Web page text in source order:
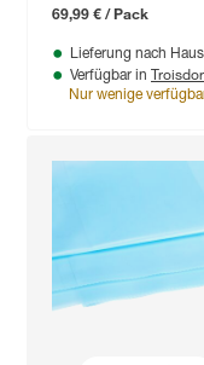
69,99 € / Pack
Lieferung nach
Verfügbar in
Nur wenige